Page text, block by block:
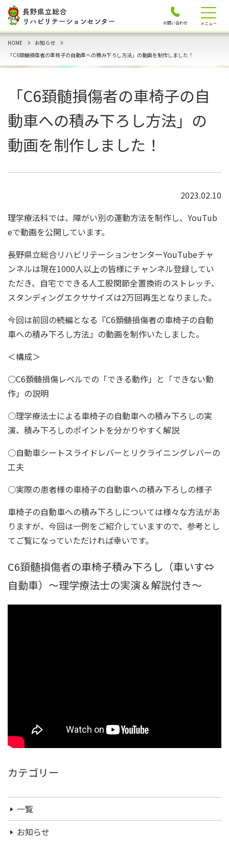
HOME
お知らせ
「C6頚髄損傷者の車椅子の自動車への積み下ろし方法」の動画を制作しました！
「C6頚髄損傷者の車椅子の自
動車への積み下ろし方法」の
動画を制作しました！
2023.02.10
理学療法科では、障がい別の運動方法を制作し、YouTub
eで動画を公開しています。
長野県立総合リハビリテーションセンターYouTubeチャ
ンネルは現在1000人以上の皆様にチャンネル登録してい
ただき、自宅でできる人工股関節全置換術のストレッチ、
スタンディングエクササイズは2万回再生となりました。
今回は前回の続編となる『C6頚髄損傷者の車椅子の自動
車への積み下ろし方法』の動画を制作いたしました。
＜構成＞
○C6頚髄損傷レベルでの「できる動作」と「できない動
作」の説明
○理学療法士による車椅子の自動車への積み下ろしの実
演、積み下ろしのポイントを分かりやすく解説
○自動車シートスライドレバーとリクライニングレバーの
工夫
○実際の患者様の車椅子の自動車への積み下ろしの様子
車椅子の自動車への積み下ろしについては様々な方法があ
りますが、今回は一例をご紹介していますので、参考とし
てご覧になっていただければ幸いです。
C6頚髄損傷者の車椅子積み下ろし（車いす⇔
自動車）〜理学療法士の実演＆解説付き〜
カテゴリー
一覧
お知らせ
メニュー
お問い合わせ